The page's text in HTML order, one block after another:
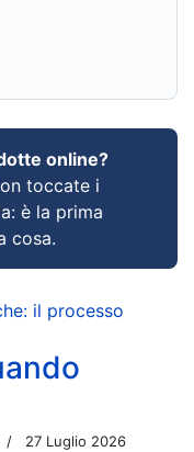
online?
toccate i
è la prima
cosa.
il processo
27 Luglio 2026